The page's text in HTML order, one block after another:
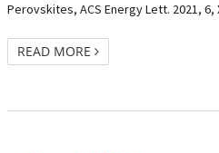
Perovskites, ACS Energy Lett. 2021, 6,
READ MORE